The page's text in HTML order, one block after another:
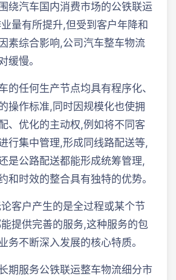
绕汽车国内消费市场的公铁联运
量有所提升,但受到客户年降和
素综合影响,公司汽车整车物流
缓慢。
的任何生产节点均具有程序化、
操作标准,同时因规模化也使拥
、优化的主动权,例如将不同客
行集中管理,形成同线路配送等,
是公路配送都能形成统筹管理,
和时效的整合具有独特的优势。
客户产生的是全过程或某个节
提供完善的服务,这种服务的包
务不断深入发展的核心特质。
期服务公铁联运整车物流细分市